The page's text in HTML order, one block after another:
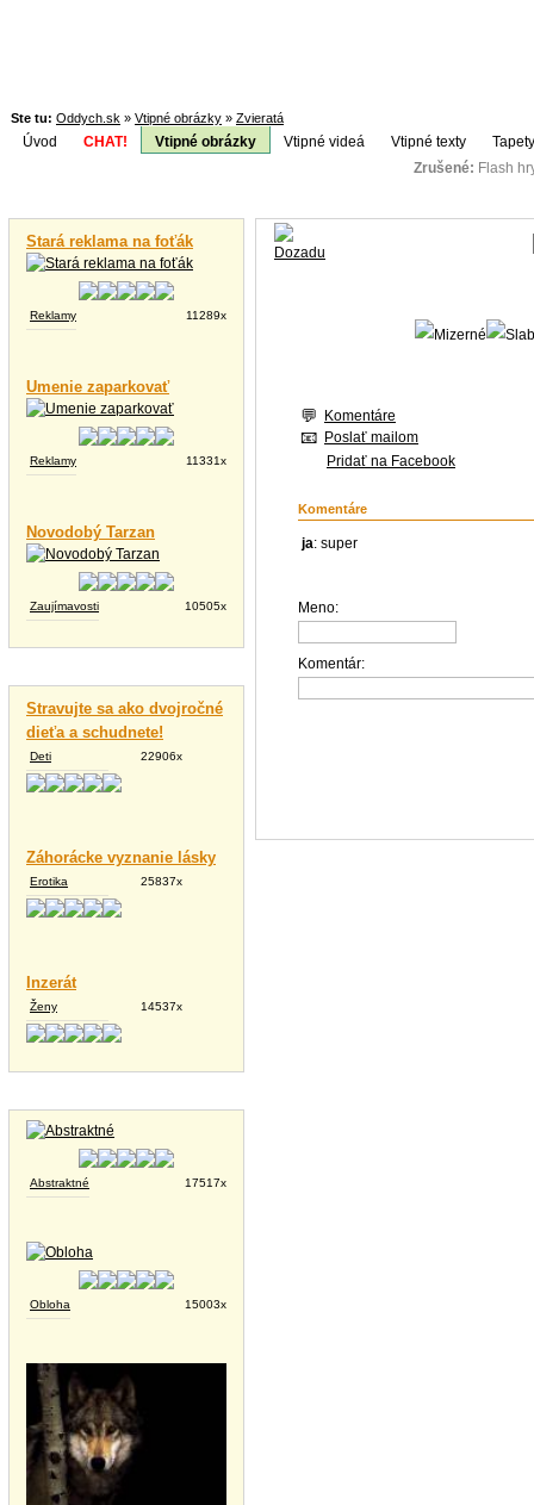
Ste tu: Oddych.sk » Vtipné obrázky » Zvieratá
Úvod CHAT! Vtipné obrázky Vtipné videá Vtipné texty
Zrušené: Flash
Stará reklama na foťák
Reklamy 11289x
Umenie zaparkovať
Reklamy 11331x
Novodobý Tarzan
Zaujímavosti 10505x
Stravujte sa ako dvojročné
dieťa a schudnete!
Deti 22906x
Záhorácke vyznanie lásky
Erotika 25837x
Inzerát
Ženy 14537x
Abstraktné 17517x
Obloha 15003x
Komentáre
Poslať mailom
Pridať na Facebook
Komentáre
ja: super
Meno:
Komentár: